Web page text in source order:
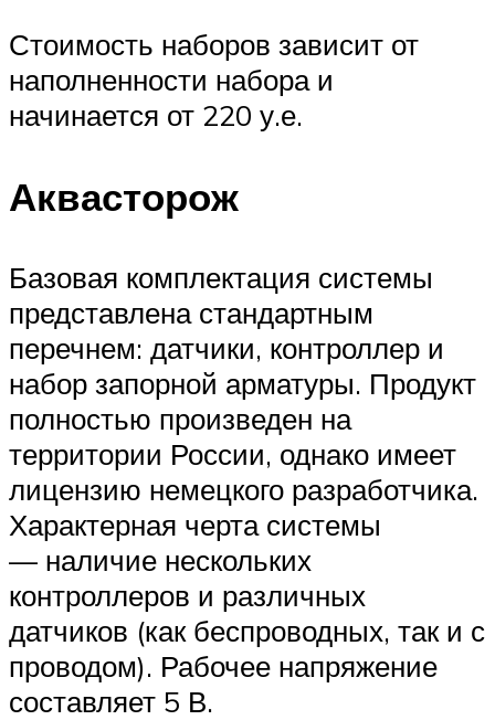
Стоимость наборов зависит от
наполненности набора и
начинается от 220 у.е.
Аквасторож
Базовая комплектация системы
представлена стандартным
перечнем: датчики, контроллер и
набор запорной арматуры. Продукт
полностью произведен на
территории России, однако имеет
лицензию немецкого разработчика.
Характерная черта системы
— наличие нескольких
контроллеров и различных
датчиков (как беспроводных, так и с
проводом). Рабочее напряжение
составляет 5 В.